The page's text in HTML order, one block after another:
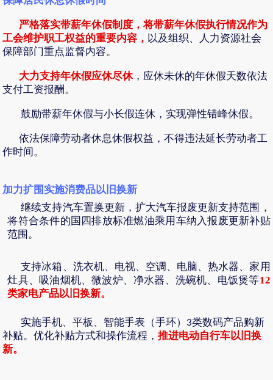
严格落实带薪年休假制度，将带薪年休假执行情况作为
工会维护职工权益的重要内容， 以及组织、人力资源社会
保障部门重点监督内容。
大力支持年休假应休尽休，应休未休的年休假天数依法
支付工资报酬。
鼓励带薪年休假与小长假连休，实现弹性错峰休假。
依法保障劳动者休息休假权益，不得违法延长劳动者工
作时间。
加力扩围实施消费品以旧换新
继续支持汽车置换更新，扩大汽车报废更新支持范围，
将符合条件的国四排放标准燃油乘用车纳入报废更新补贴
范围。
支持冰箱、洗衣机、电视、空调、电脑、热水器、家用
灶具、吸油烟机、微波炉、净水器、洗碗机、电饭煲等12
类家电产品以旧换新。
实施手机、平板、智能手表（手环） 3类数码产品购新
补贴。优化补贴方式和操作流程，推进电动自行车以旧换
新。